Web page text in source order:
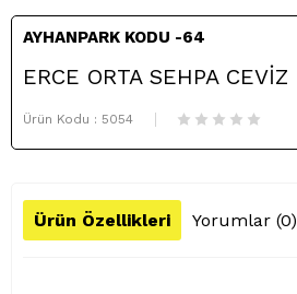
AYHANPARK KODU -64
ERCE ORTA SEHPA CEVİZ
Ürün Kodu : 5054
Ürün Özellikleri Yorumlar (0)